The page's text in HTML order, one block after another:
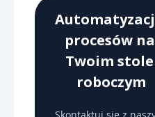
procesów na
Twoim stole
roboczym